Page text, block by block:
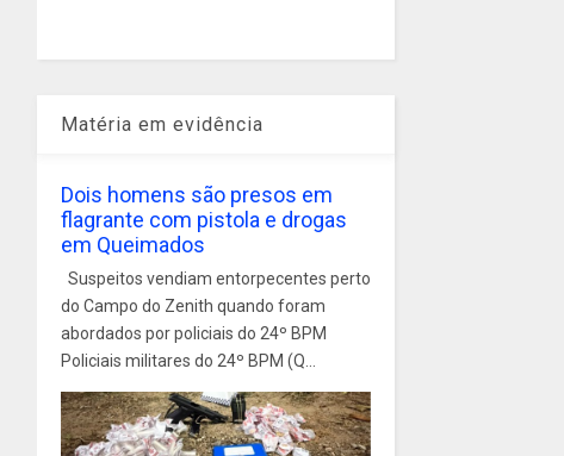
Matéria em evidência
Dois homens são presos em
flagrante com pistola e drogas
em Queimados
Suspeitos vendiam entorpecentes perto
do Campo do Zenith quando foram
abordados por policiais do 24º BPM
Policiais militares do 24º BPM (Q...